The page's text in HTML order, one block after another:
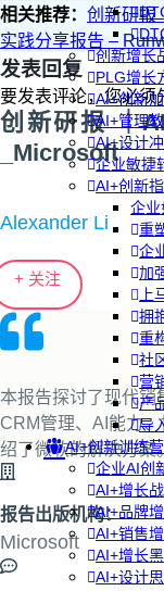
创新增长
PLG增长
AI+创新
AI+管理
AI+设计冲
企业敏捷
AI+创新
企业
重
企
加
上
拥
重
社
营
产
导
AI+创新训练营
企业AI创
AI+增长
AI+品牌
AI+销售
AI+增长
AI+设计
相关推荐： 创新研报
实践分享报告 –
发表回复
要发表评论，您必须
创新研报 ｜
_Microsoft
Alexander Li
+ 关注
本报告探讨了现代销
CRM管理、AI能力
绍了微软的解决方案。
报告出版机构：
Microsoft